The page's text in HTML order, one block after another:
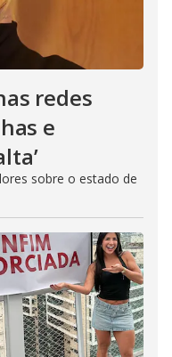
redes
e
sobre o estado de